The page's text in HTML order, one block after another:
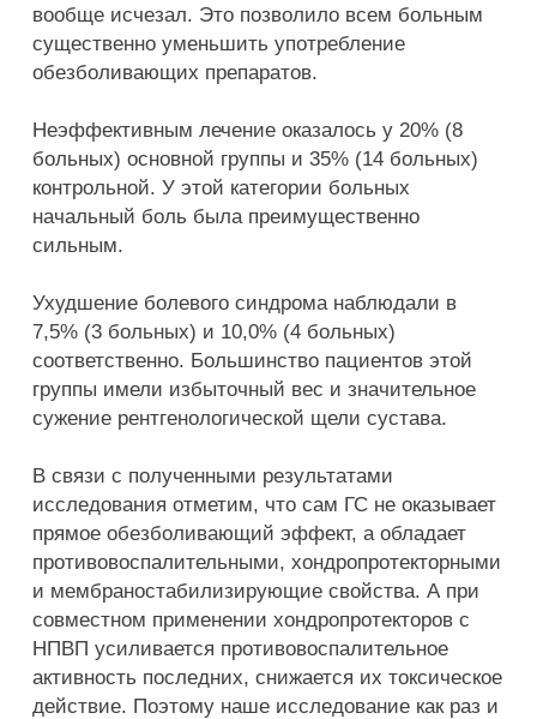
вообще исчезал. Это позволило всем больным
существенно уменьшить употребление
обезболивающих препаратов.
Неэффективным лечение оказалось у 20% (8
больных) основной группы и 35% (14 больных)
контрольной. У этой категории больных
начальный боль была преимущественно
сильным.
Ухудшение болевого синдрома наблюдали в
7,5% (3 больных) и 10,0% (4 больных)
соответственно. Большинство пациентов этой
группы имели избыточный вес и значительное
сужение рентгенологической щели сустава.
В связи с полученными результатами
исследования отметим, что сам ГС не оказывает
прямое обезболивающий эффект, а обладает
противовоспалительными, хондропротекторными
и мембраностабилизирующие свойства. А при
совместном применении хондропротекторов с
НПВП усиливается противовоспалительное
активность последних, снижается их токсическое
действие. Поэтому наше исследование как раз и